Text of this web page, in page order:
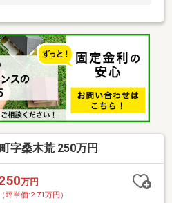
字桑木荒 250万円
万円
（坪単価:2.71万円）